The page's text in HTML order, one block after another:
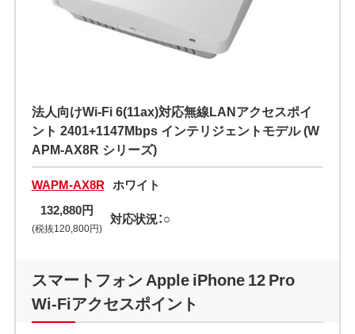
法人向けWi-Fi 6(11ax)対応無線LANアクセスポイ
ント 2401+1147Mbps インテリジェントモデル (W
APM-AX8R シリーズ)
WAPM-AX8R ホワイト
132,880円
(税抜120,800円)
対応状況：○
スマートフォン Apple iPhone 12 Pro
Wi-Fiアクセスポイント